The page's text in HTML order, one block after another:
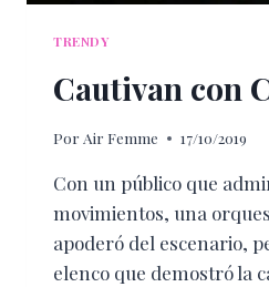
TRENDY
Cautivan con
Por Air Femme 17/10/2019
Con un público que
movimientos, una
apoderó del escenario,
elenco que demostró la